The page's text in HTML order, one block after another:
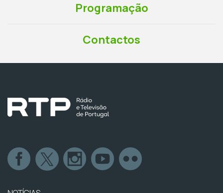
Programação
Contactos